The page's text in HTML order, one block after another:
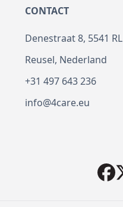
CONTACT
Denestraat 8, 5541 RL
Reusel, Nederland
+31 497 643 236
info@4care.eu